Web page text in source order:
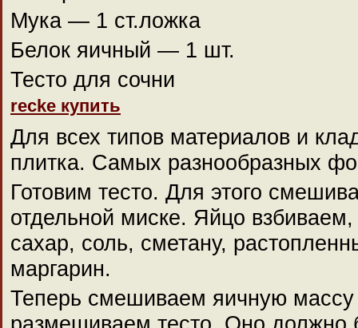
Мука — 1 ст.ложка
Белок яичный — 1 шт.
Тесто для сочни
recke купить
Для всех типов материалов и
плитка. Самых разнообразных
Готовим тесто. Для этого
отдельной миске. Яйцо
сахар, соль, сметану,
маргарин.
Теперь смешиваем яичную массу